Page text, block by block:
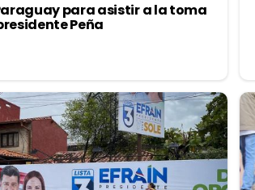
para asistir a la toma
Peña